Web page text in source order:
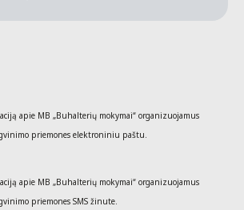
apie MB „Buhalterių mokymai“ organizuojamus
priemones elektroniniu paštu.
apie MB „Buhalterių mokymai“ organizuojamus
priemones SMS žinute.